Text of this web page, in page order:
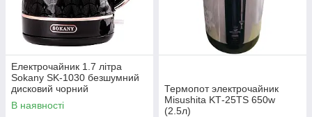
Електрочайник 1.7 літра
Sokany SK-1030 безшумний
дисковий чорний
В наявності
Термопот электрочайник
Misushita KТ-25TS 650w
(2.5л)